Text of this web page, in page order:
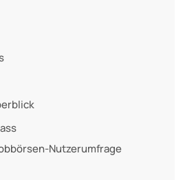
Nutzerumfrage